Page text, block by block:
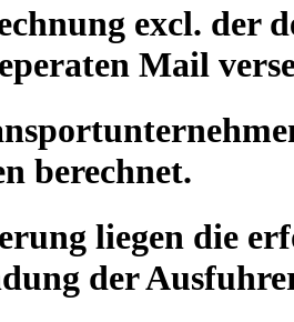
excl. der
Mail
berechnet.
liegen die
der